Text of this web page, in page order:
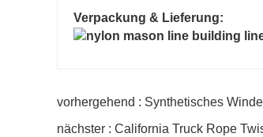
Verpackung & Lieferung:
vorhergehend : Synthetisches
nächster : California Truck Rope